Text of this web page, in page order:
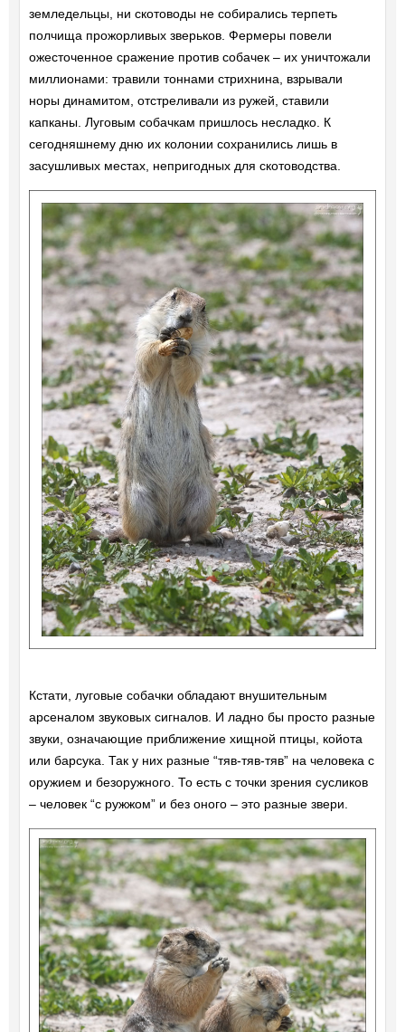
земледельцы, ни скотоводы не собирались терпеть
полчища прожорливых зверьков. Фермеры повели
ожесточенное сражение против собачек – их уничтожали
миллионами: травили тоннами стрихнина, взрывали
норы динамитом, отстреливали из ружей, ставили
капканы. Луговым собачкам пришлось несладко. К
сегодняшнему дню их колонии сохранились лишь в
засушливых местах, непригодных для скотоводства.
Кстати, луговые собачки обладают внушительным
арсеналом звуковых сигналов. И ладно бы просто разные
звуки, означающие приближение хищной птицы, койота
или барсука. Так у них разные “тяв-тяв-тяв” на человека с
оружием и безоружного. То есть с точки зрения сусликов
– человек “с ружжом” и без оного – это разные звери.